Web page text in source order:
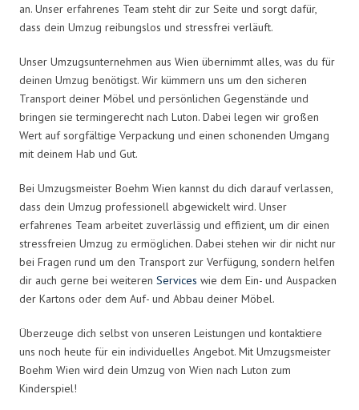
an. Unser erfahrenes Team steht dir zur Seite und sorgt dafür,
dass dein Umzug reibungslos und stressfrei verläuft.
Unser Umzugsunternehmen aus Wien übernimmt alles, was du für
deinen Umzug benötigst. Wir kümmern uns um den sicheren
Transport deiner Möbel und persönlichen Gegenstände und
bringen sie termingerecht nach Luton. Dabei legen wir großen
Wert auf sorgfältige Verpackung und einen schonenden Umgang
mit deinem Hab und Gut.
Bei Umzugsmeister Boehm Wien kannst du dich darauf verlassen,
dass dein Umzug professionell abgewickelt wird. Unser
erfahrenes Team arbeitet zuverlässig und effizient, um dir einen
stressfreien Umzug zu ermöglichen. Dabei stehen wir dir nicht nur
bei Fragen rund um den Transport zur Verfügung, sondern helfen
dir auch gerne bei weiteren Services wie dem Ein- und Auspacken
der Kartons oder dem Auf- und Abbau deiner Möbel.
Überzeuge dich selbst von unseren Leistungen und kontaktiere
uns noch heute für ein individuelles Angebot. Mit Umzugsmeister
Boehm Wien wird dein Umzug von Wien nach Luton zum
Kinderspiel!